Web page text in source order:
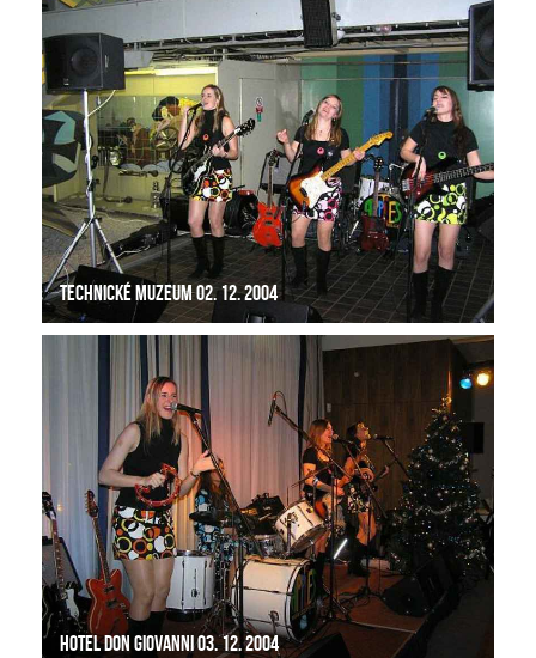
Technické muzeum 02. 12. 2004
Hotel Don Giovanni 03. 12. 2004